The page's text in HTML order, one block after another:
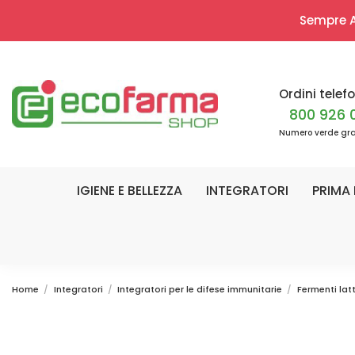
Sempre
Ordini
800 926
Numero verde
IGIENE E BELLEZZA INTEGRATORI PRIMA
Home Integratori Integratori per le difese immunitarie Fermenti